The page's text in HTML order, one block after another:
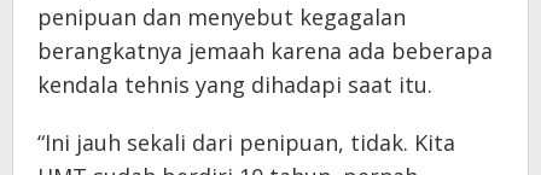
penipuan dan menyebut kegagalan
berangkatnya jemaah karena ada beberapa
kendala tehnis yang dihadapi saat itu.
“Ini jauh sekali dari penipuan, tidak. Kita